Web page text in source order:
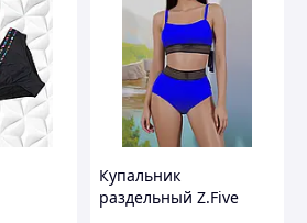
Купальник
раздельный Z.Five